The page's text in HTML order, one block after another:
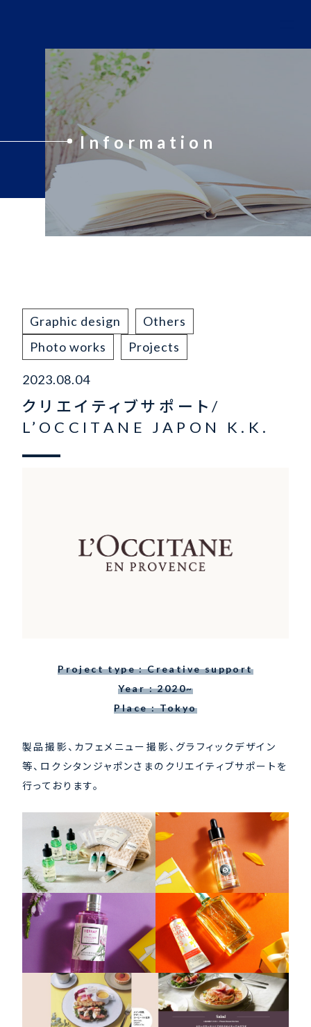
Information
Graphic design
Others
Photo works
Projects
2023.08.04
クリエイティブサポート/
L’OCCITANE JAPON K.K.
Project type : Creative support
Year : 2020~
Place : Tokyo
製品撮影、カフェメニュー撮影、グラフィックデザイン
等、ロクシタンジャポンさまのクリエイティブサポートを
行っております。